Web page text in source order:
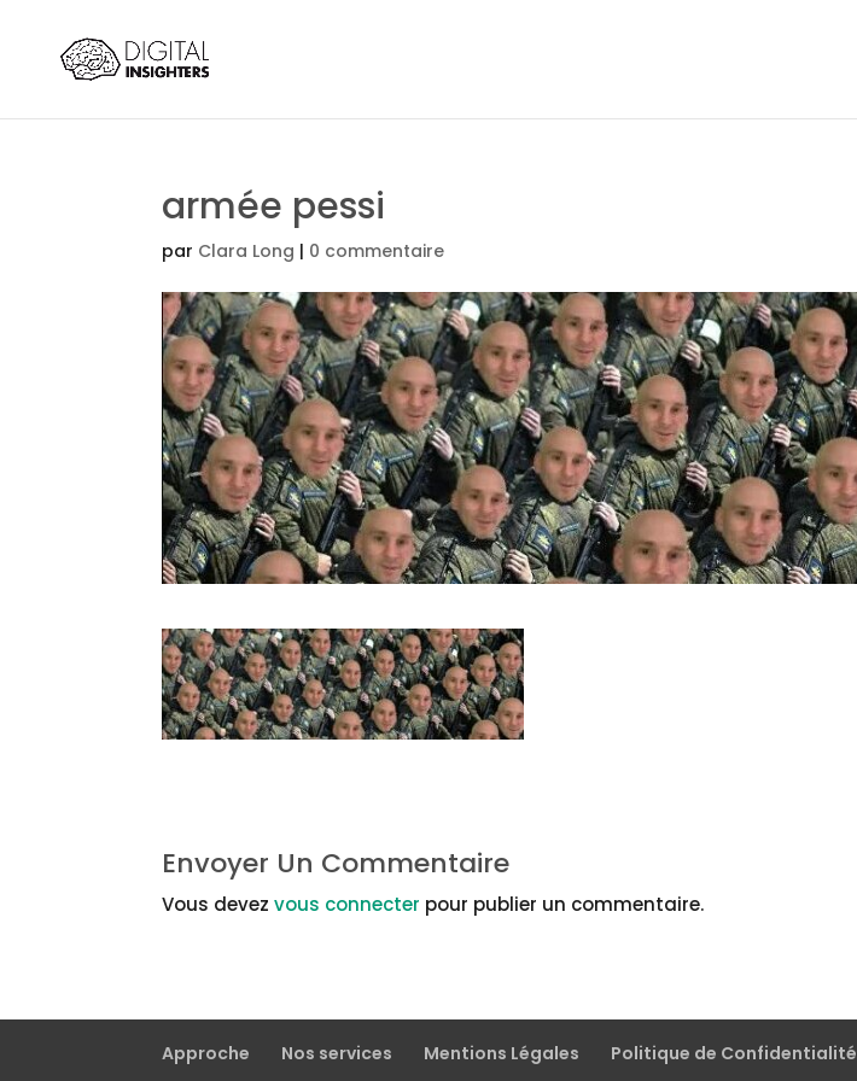
armée pessi
par Clara Long | 0 commentaire
Envoyer Un Commentaire
Vous devezvous connecter pour publier un commentaire.
Approche Nos services Mentions Légales Politique de Confidentialité